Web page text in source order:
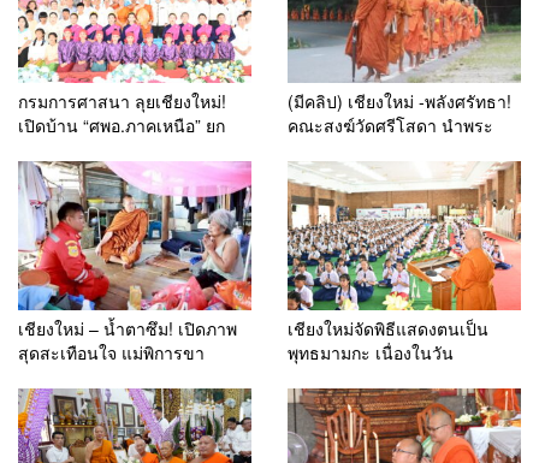
กรมการศาสนา ลุยเชียงใหม่!
เปิดบ้าน “ศพอ.ภาคเหนือ” ยก
ธรรมสร้างทุนชีวิตเยาวชน
(มีคลิป) เชียงใหม่ -พลังศรัทธา!
คณะสงฆ์วัดศรีโสดา นำพระ
150 รูป ย่ำเท้าเปล่าธรรมยาตรา
ตามรอยครูบาศรีวิชัย วาระ 150
ปีชาตกาล หนุนสู่บุคคลสำคัญ
ของโลก
เชียงใหม่ – น้ำตาซึม! เปิดภาพ
สุดสะเทือนใจ แม่พิการขา
เตียง ด้าน “พระครูอ๊อด-มูลนิธิ
เพชรเกษม” รุดเยียวยาถึงบ้าน
เชียงใหม่จัดพิธีแสดงตนเป็น
พุทธมามกะ เนื่องในวัน
ประจำปี 2569 ปลูกฝังคุณธรรม
เยาวชนตามหลักพระพุทธ
ศาสนา